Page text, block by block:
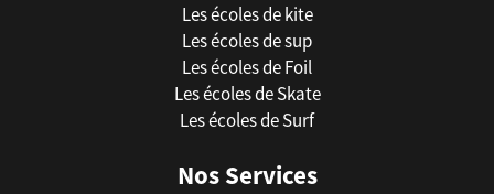
Les écoles de kite
Les écoles de sup
Les écoles de Foil
Les écoles de Skate
Les écoles de Surf
Nos Services